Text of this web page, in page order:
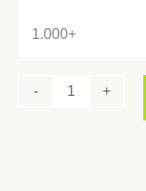
1.000+
- +